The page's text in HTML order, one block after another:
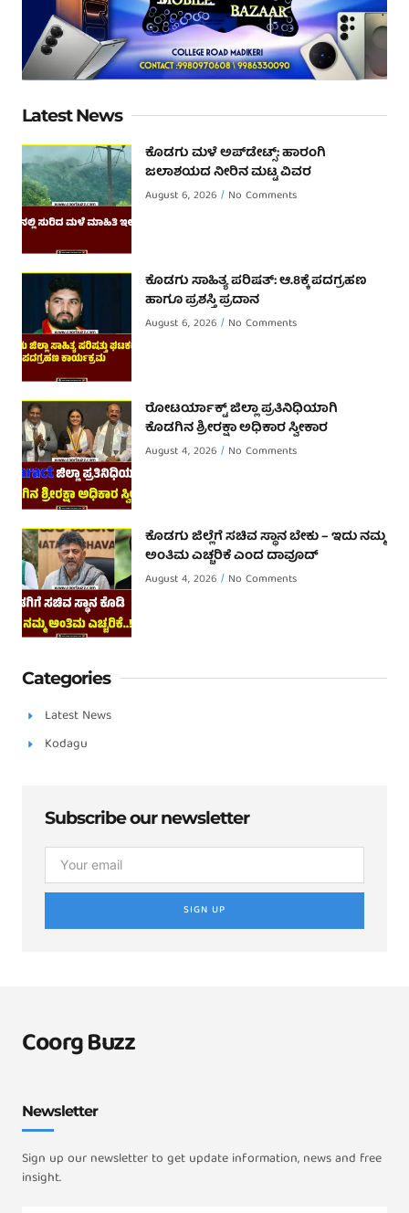
Latest News
ಕೊಡಗು ಮಳೆ ಅಪ್‌ಡೇಟ್ಸ್: ಹಾರಂಗಿ
ಜಲಾಶಯದ ನೀರಿನ ಮಟ್ಟ ವಿವರ
August 6, 2026 No Comments
ಕೊಡಗು ಸಾಹಿತ್ಯ ಪರಿಷತ್: ಆ.8ಕ್ಕೆ ಪದಗ್ರಹಣ
ಹಾಗೂ ಪ್ರಶಸ್ತಿ ಪ್ರದಾನ
August 6, 2026 No Comments
ರೋಟರ್ಯಾಕ್ಟ್ ಜಿಲ್ಲಾ ಪ್ರತಿನಿಧಿಯಾಗಿ
ಕೊಡಗಿನ ಶ್ರೀರಕ್ಷಾ ಅಧಿಕಾರ ಸ್ವೀಕಾರ
August 4, 2026 No Comments
ಕೊಡಗು ಜಿಲ್ಲೆಗೆ ಸಚಿವ ಸ್ಥಾನ ಬೇಕು – ಇದು ನಮ್ಮ
ಅಂತಿಮ ಎಚ್ಚರಿಕೆ ಎಂದ ದಾವೂದ್ ‌
August 4, 2026 No Comments
Categories
Latest News
Kodagu
Subscribe our newsletter
SIGN UP
Coorg Buzz
Newsletter
Sign up our newsletter to get update information, news and free
insight.